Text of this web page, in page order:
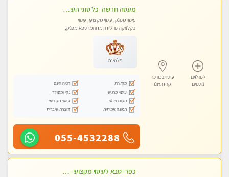
לפרטים
נוספים
עיסוי במרכז
קרית אונו
מעסה חדשה -כל סוגי העיסויים מעסה מקצועית ואיכותית פרטי!!!מומלץ לחלוטין!!
עיסוי מפנק, עיסוי מקצועי, עיסוי
בקלניקה פרטית, מתחמי ספא מפנק,
פלטינה
מקלחת
חניה חינם
עיסוי מרגיע
נקי ומסודר
מקום פרטי
עיסוי מקצועי
תמונה אמיתית
דוברת עיברית
055-4532288
כפר -סבא לעיסוי מקצועי -באווירה שקטה ונעימה לחוויה של רוגע מומלץ מאוד מאוד- ללא מין !